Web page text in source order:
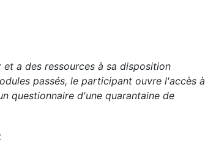
a des ressources à sa disposition
passés, le participant ouvre l'accès à
questionnaire d'une quarantaine de